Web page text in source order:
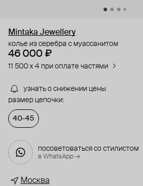
Mintaka Jewellery
колье из серебра с муассанитом
46 000 ₽
11 500 x 4 при оплате частями
узнать о снижении цены
размер цепочки:
40-45
посоветоваться со стилистом
в WhatsApp →
Москва